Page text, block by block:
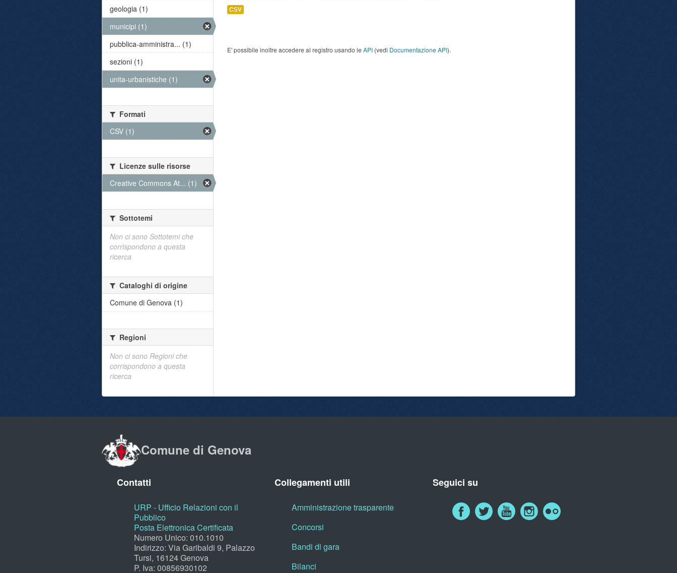
CSV
E' possibile inoltre accedere al registro usando le API (vedi Documentazione API).
geologia (1)
municipi (1)
pubblica-amministra... (1)
sezioni (1)
unita-urbanistiche (1)
Formati
CSV (1)
Licenze sulle risorse
Creative Commons At... (1)
Sottotemi
Non ci sono Sottotemi che
corrispondono a questa
ricerca
Cataloghi di origine
Comune di Genova (1)
Regioni
Non ci sono Regioni che
corrispondono a questa
ricerca
Comune di Genova
Contatti
URP - Ufficio Relazioni con il
Pubblico
Posta Elettronica Certificata
Numero Unico: 010.1010
Indirizzo: Via Garibaldi 9, Palazzo
Tursi, 16124 Genova
P. Iva: 00856930102
Collegamenti utili
Amministrazione trasparente
Concorsi
Bandi di gara
Bilanci
Seguici su